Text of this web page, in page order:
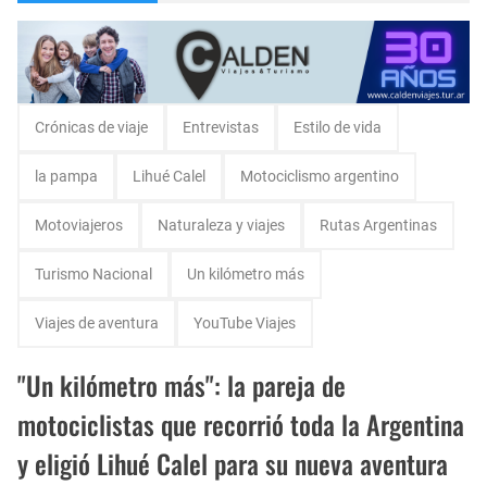
Matrículas 2025 IALPA- Estan abiertas las matrículas para Jardin de Infantes.
Crónicas de viaje Entrevistas Estilo de vida
la pampa Lihué Calel Motociclismo argentino
Motoviajeros Naturaleza y viajes Rutas Argentinas
Turismo Nacional Un kilómetro más
Viajes de aventura YouTube Viajes
"Un kilómetro más": la pareja de
motociclistas que recorrió toda la Argentina
y eligió Lihué Calel para su nueva aventura